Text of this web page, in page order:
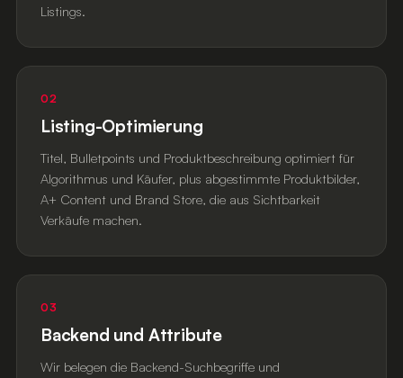
Listings.
02
Listing-Optimierung
Titel, Bulletpoints und Produktbeschreibung optimiert für
Algorithmus und Käufer, plus abgestimmte Produktbilder,
A+ Content und Brand Store, die aus Sichtbarkeit
Verkäufe machen.
03
Backend und Attribute
Wir belegen die Backend-Suchbegriffe und